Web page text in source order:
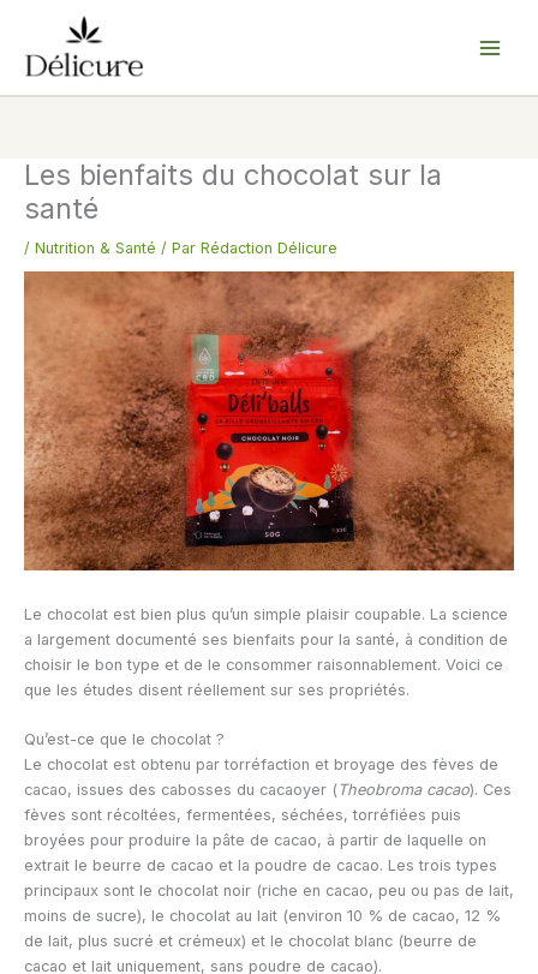
contenu
Les bienfaits du chocolat sur la
santé
/ Nutrition & Santé / Par Rédaction Délicure
Le chocolat est bien plus qu’un simple plaisir coupable. La science
a largement documenté ses bienfaits pour la santé, à condition de
choisir le bon type et de le consommer raisonnablement. Voici ce
que les études disent réellement sur ses propriétés.
Qu’est-ce que le chocolat ?
Le chocolat est obtenu par torréfaction et broyage des fèves de
cacao, issues des cabosses du cacaoyer ( Theobroma cacao). Ces
fèves sont récoltées, fermentées, séchées, torréfiées puis
broyées pour produire la pâte de cacao, à partir de laquelle on
extrait le beurre de cacao et la poudre de cacao. Les trois types
principaux sont le chocolat noir (riche en cacao, peu ou pas de lait,
moins de sucre), le chocolat au lait (environ 10 % de cacao, 12 %
de lait, plus sucré et crémeux) et le chocolat blanc (beurre de
cacao et lait uniquement, sans poudre de cacao).